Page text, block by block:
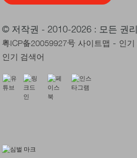
© 저작권 - 2010-2026 : 모든 권
粤ICP备20059927号 사이트맵 - 인기
인기 검색어